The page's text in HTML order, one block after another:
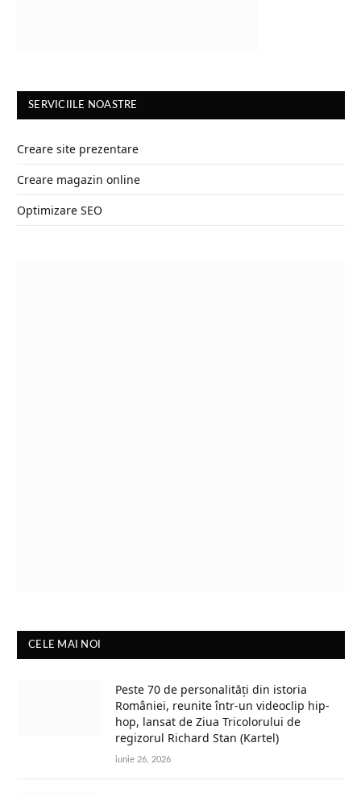
SERVICIILE NOASTRE
Creare site prezentare
Creare magazin online
Optimizare SEO
CELE MAI NOI
Peste 70 de personalități din istoria
României, reunite într-un videoclip hip-
hop, lansat de Ziua Tricolorului de
regizorul Richard Stan (Kartel)
iunie 26, 2026